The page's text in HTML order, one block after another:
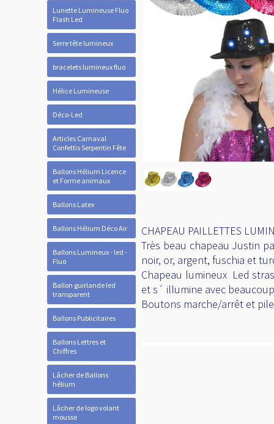
Lunette Lumineuse Fluo
Flash Led
Serre tête lumineux
bracelets lumineux fluo
Hélice Lumineuse
Déco-Led
Articles Carnaval
Confettis Serpentin Fête
Ballons Hélium Licence
et Forme animaux
Ballons Latex
Ballons Hélium Déco Air
Ballons Lumineux - led -
Fluo
Ballon guirlande led
transparent
Ballons Publicitaires
Ballons Lettres et
Chiffres
Lâcher de Ballons
hélium
Lâcher de logo volant
mousse
CHAPEAU PAILLETTES
Très beau chapeau Justin
noir, or, argent, fuschia et
Chapeau lumineux Led
et s´ illumine avec